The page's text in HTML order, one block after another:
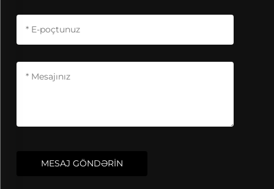
MESAJ GÖNDƏRİN